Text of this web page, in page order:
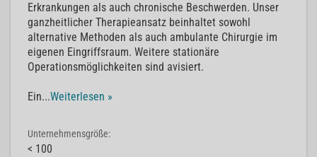
Erkrankungen als auch chronische Beschwerden. Unser
ganzheitlicher Therapieansatz beinhaltet sowohl
alternative Methoden als auch ambulante Chirurgie im
eigenen Eingriffsraum. Weitere stationäre
Operationsmöglichkeiten sind avisiert.
Ein...Weiterlesen »
Unternehmensgröße:
< 100